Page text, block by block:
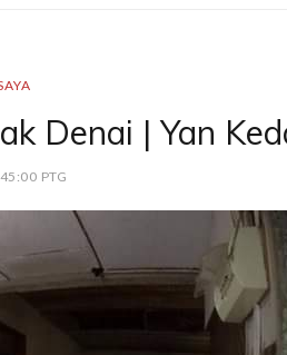
Denai | Yan
PTG